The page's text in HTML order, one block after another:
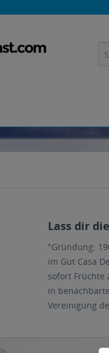
Lass dir
"Gründung:
im Gut Casa
sofort Früchte
in
Vereinigung